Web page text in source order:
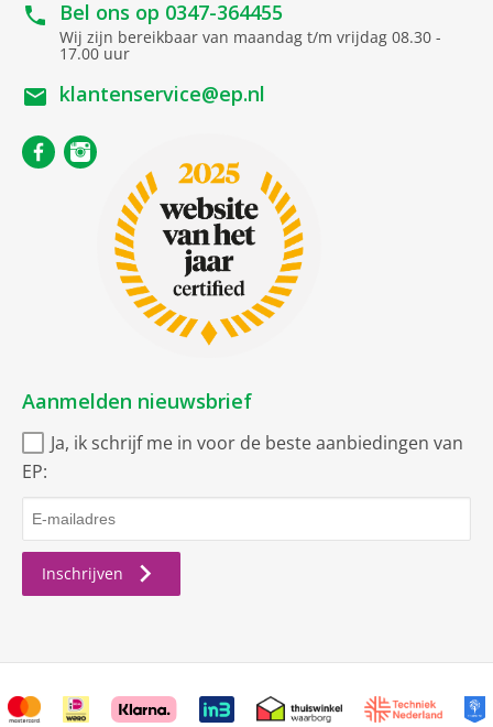
Bel ons op 0347-364455
Wij zijn bereikbaar van maandag t/m vrijdag 08.30 -
17.00 uur
klantenservice@ep.nl
Aanmelden nieuwsbrief
Ja, ik schrijf me in voor de beste aanbiedingen van
EP:
Inschrijven